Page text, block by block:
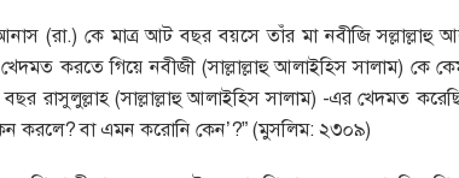
(রা.) কে মাত্র আট বছর বয়সে তাঁর মা নবীজি সল্লাল্লাহু
খেদমত করতে গিয়ে নবীজী (সাল্লাল্লাহু আলাইহিস সালাম) কে
রাসুলুল্লাহ (সাল্লাল্লাহু আলাইহিস সালাম) -এর খেদমত
করলে? বা এমন করোনি কেন’?” (মুসলিম: ২৩০৯)